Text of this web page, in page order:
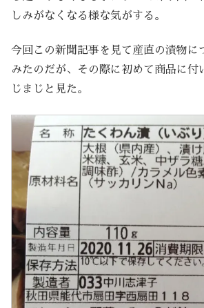
しみがなくなる様な気がする。
今回この新聞記事を見て産直の漬物に
みたのだが、その際に初めて商品に付
じまじと見た。